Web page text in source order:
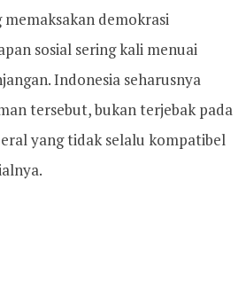
demokrasi
sosial sering kali menuai
Indonesia seharusnya
tersebut, bukan terjebak pada
yang tidak selalu kompatibel